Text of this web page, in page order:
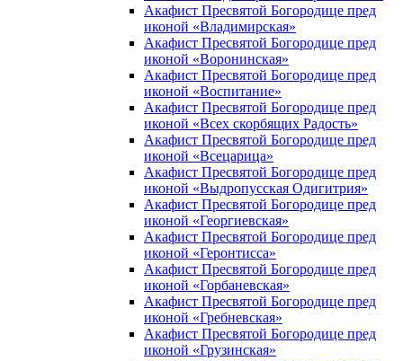
Акафист Пресвятой Богородице пред
иконой «Владимирская»
Акафист Пресвятой Богородице пред
иконой «Воронинская»
Акафист Пресвятой Богородице пред
иконой «Воспитание»
Акафист Пресвятой Богородице пред
иконой «Всех скорбящих Радость»
Акафист Пресвятой Богородице пред
иконой «Всецарица»
Акафист Пресвятой Богородице пред
иконой «Выдропусская Одигитрия»
Акафист Пресвятой Богородице пред
иконой «Георгиевская»
Акафист Пресвятой Богородице пред
иконой «Геронтисса»
Акафист Пресвятой Богородице пред
иконой «Горбаневская»
Акафист Пресвятой Богородице пред
иконой «Гребневская»
Акафист Пресвятой Богородице пред
иконой «Грузинская»